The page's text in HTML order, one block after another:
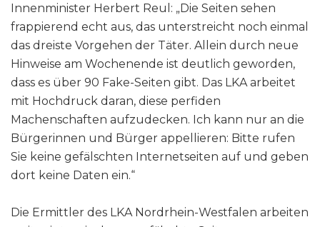
Innenminister Herbert Reul: „Die Seiten sehen
frappierend echt aus, das unterstreicht noch einmal
das dreiste Vorgehen der Täter. Allein durch neue
Hinweise am Wochenende ist deutlich geworden,
dass es über 90 Fake-Seiten gibt. Das LKA arbeitet
mit Hochdruck daran, diese perfiden
Machenschaften aufzudecken. Ich kann nur an die
Bürgerinnen und Bürger appellieren: Bitte rufen
Sie keine gefälschten Internetseiten auf und geben
dort keine Daten ein.“
Die Ermittler des LKA Nordrhein-Westfalen arbeiten